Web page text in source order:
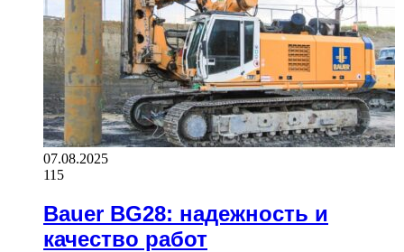
07.08.2025
115
Bauer BG28: надежность и
качество работ